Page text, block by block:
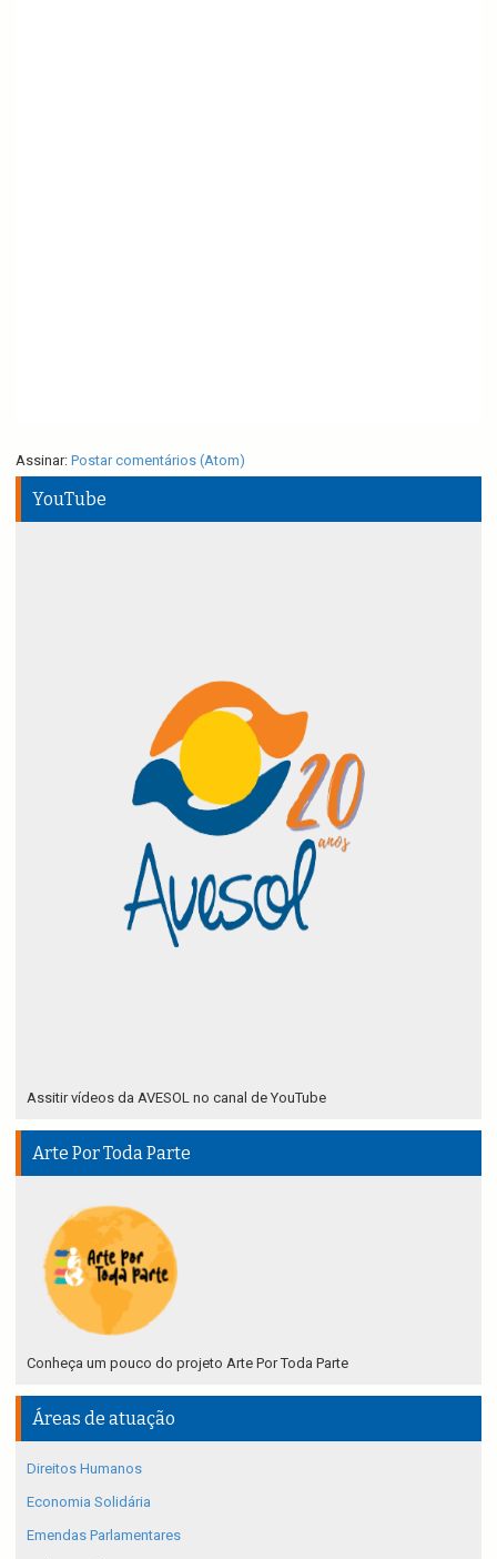
Assinar: Postar comentários (Atom)
YouTube
Assitir vídeos da AVESOL no canal de YouTube
Arte Por Toda Parte
Conheça um pouco do projeto Arte Por Toda Parte
Áreas de atuação
Direitos Humanos
Economia Solidária
Emendas Parlamentares